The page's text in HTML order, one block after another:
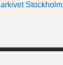
Stockholm